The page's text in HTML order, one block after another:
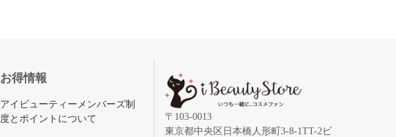
お得情報
アイビューティーメンバーズ制
度とポイントについて
〒103-0013
東京都中央区日本橋人形町3-8-1TT-2ビ